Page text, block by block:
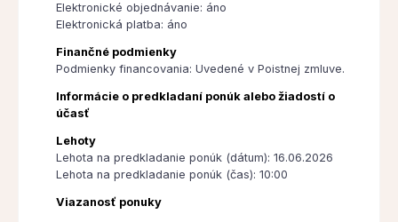
Elektronické objednávanie: áno
Elektronická platba: áno
Finančné podmienky
Podmienky financovania: Uvedené v Poistnej zmluve.
Informácie o predkladaní ponúk alebo žiadostí o
účasť
Lehoty
Lehota na predkladanie ponúk (dátum): 16.06.2026
Lehota na predkladanie ponúk (čas): 10:00
Viazanosť ponuky